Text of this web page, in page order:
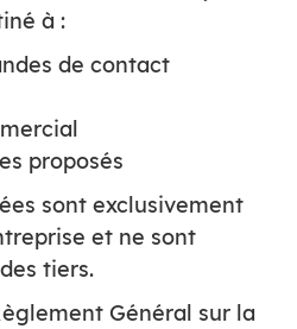
à :
de contact
proposés
sont exclusivement
et ne sont
tiers.
Général sur la